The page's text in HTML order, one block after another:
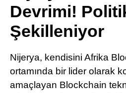
Devrimi!
Şekilleniyor
Nijerya, kendisini Afrika
ortamında bir lider olarak
amaçlayan Blockchain